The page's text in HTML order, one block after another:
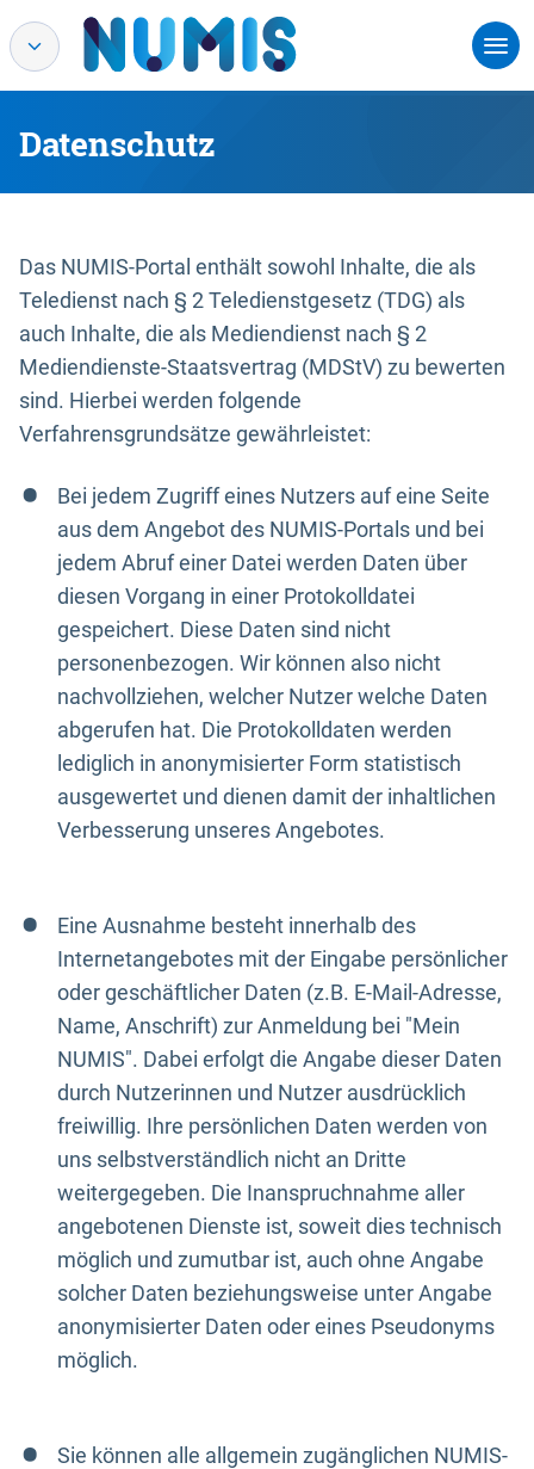
Datenschutz
Das NUMIS-Portal enthält sowohl Inhalte, die als
Teledienst nach § 2 Teledienstgesetz (TDG) als
auch Inhalte, die als Mediendienst nach § 2
Mediendienste-Staatsvertrag (MDStV) zu bewerten
sind. Hierbei werden folgende
Verfahrensgrundsätze gewährleistet:
Bei jedem Zugriff eines Nutzers auf eine Seite
aus dem Angebot des NUMIS-Portals und bei
jedem Abruf einer Datei werden Daten über
diesen Vorgang in einer Protokolldatei
gespeichert. Diese Daten sind nicht
personenbezogen. Wir können also nicht
nachvollziehen, welcher Nutzer welche Daten
abgerufen hat. Die Protokolldaten werden
lediglich in anonymisierter Form statistisch
ausgewertet und dienen damit der inhaltlichen
Verbesserung unseres Angebotes.
Eine Ausnahme besteht innerhalb des
Internetangebotes mit der Eingabe persönlicher
oder geschäftlicher Daten (z.B. E-Mail-Adresse,
Name, Anschrift) zur Anmeldung bei "Mein
NUMIS". Dabei erfolgt die Angabe dieser Daten
durch Nutzerinnen und Nutzer ausdrücklich
freiwillig. Ihre persönlichen Daten werden von
uns selbstverständlich nicht an Dritte
weitergegeben. Die Inanspruchnahme aller
angebotenen Dienste ist, soweit dies technisch
möglich und zumutbar ist, auch ohne Angabe
solcher Daten beziehungsweise unter Angabe
anonymisierter Daten oder eines Pseudonyms
möglich.
Sie können alle allgemein zugänglichen NUMIS-